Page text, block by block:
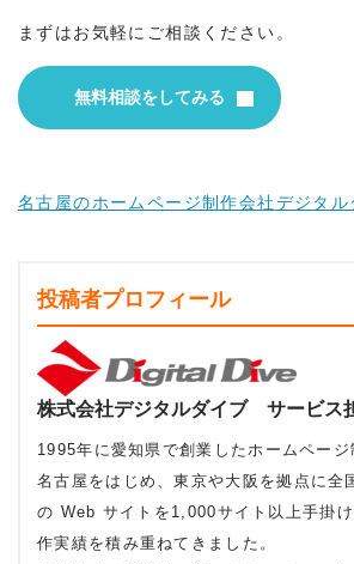
まずはお気軽にご相談ください。
無料相談をしてみる
名古屋のホームページ制作会社デジタル
投稿者プロフィール
株式会社デジタルダイブ サービス
1995年に愛知県で創業したホームページ
名古屋をはじめ、東京や大阪を拠点に全
の Web サイトを1,000サイト以上手掛け
作実績を積み重ねてきました。